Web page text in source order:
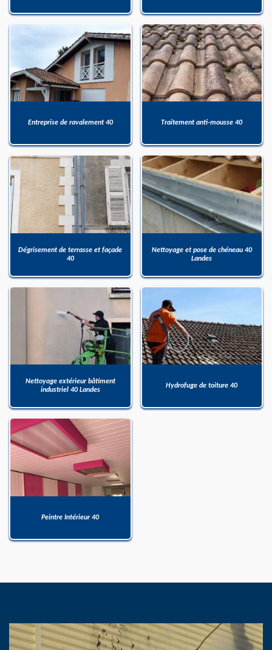
Entreprise de ravalement 40 Traitement anti-mousse 40
Dégrisement de terrasse et façade
40
Nettoyage et pose de chéneau 40
Landes
Nettoyage extérieur bâtiment
industriel 40 Landes
Hydrofuge de toiture 40
Peintre Intérieur 40